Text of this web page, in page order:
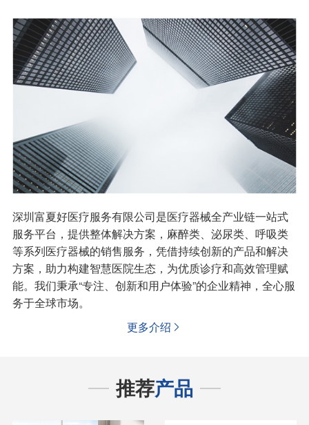
深圳富夏好医疗服务有限公司是医疗器械全产业链一站式
服务平台，提供整体解决方案，麻醉类、泌尿类、呼吸类
等系列医疗器械的销售服务，凭借持续创新的产品和解决
方案，助力构建智慧医院生态，为优质诊疗和高效管理赋
能。我们秉承“专注、创新和用户体验”的企业精神，全心服
务于全球市场。
更多介绍 
推荐产品